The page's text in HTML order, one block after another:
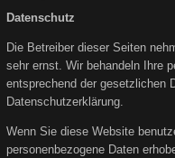
Datenschutz
Die Betreiber dieser Seiten
sehr ernst. Wir behandeln Ihre
entsprechend der gesetzlichen
Datenschutzerklärung.
Wenn Sie diese Website
personenbezogene Daten